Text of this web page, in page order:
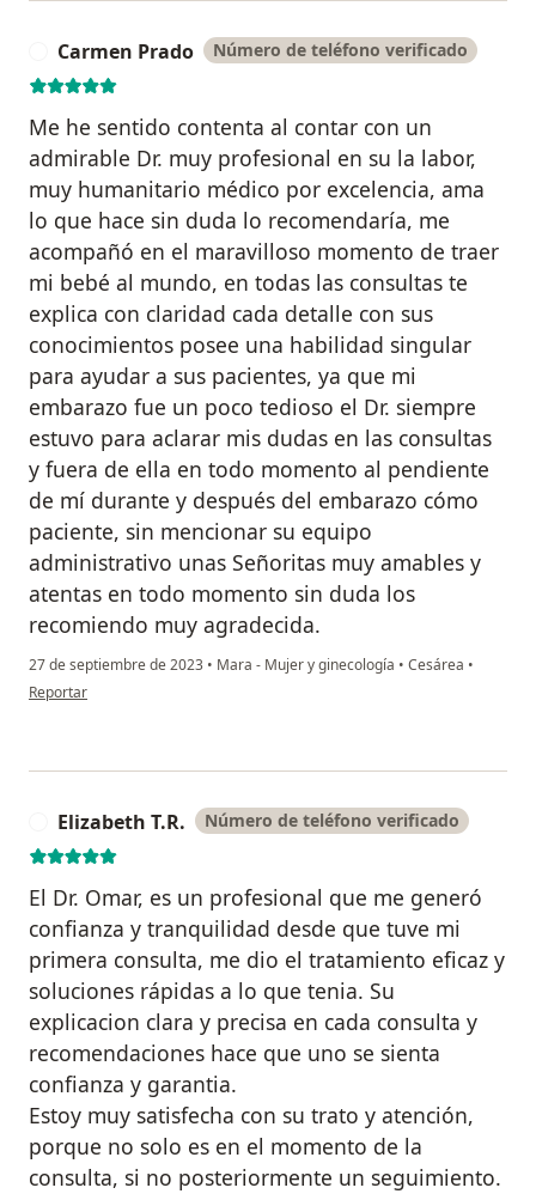
Carmen Prado Número de teléfono verificado
Me he sentido contenta al contar con un
admirable Dr. muy profesional en su la labor,
muy humanitario médico por excelencia, ama
lo que hace sin duda lo recomendaría, me
acompañó en el maravilloso momento de traer
mi bebé al mundo, en todas las consultas te
explica con claridad cada detalle con sus
conocimientos posee una habilidad singular
para ayudar a sus pacientes, ya que mi
embarazo fue un poco tedioso el Dr. siempre
estuvo para aclarar mis dudas en las consultas
y fuera de ella en todo momento al pendiente
de mí durante y después del embarazo cómo
paciente, sin mencionar su equipo
administrativo unas Señoritas muy amables y
atentas en todo momento sin duda los
recomiendo muy agradecida.
27 de septiembre de 2023 • Mara - Mujer y ginecología • Cesárea •
en opinión del usuario Carmen Prado
Reportar
Elizabeth T.R. Número de teléfono verificado
El Dr. Omar, es un profesional que me generó
confianza y tranquilidad desde que tuve mi
primera consulta, me dio el tratamiento eficaz y
soluciones rápidas a lo que tenia. Su
explicacion clara y precisa en cada consulta y
recomendaciones hace que uno se sienta
confianza y garantia.
Estoy muy satisfecha con su trato y atención,
porque no solo es en el momento de la
consulta, si no posteriormente un seguimiento.